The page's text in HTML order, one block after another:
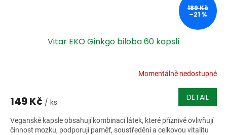
189 Kč
–21 %
Vitar EKO Ginkgo biloba 60 kapslí
Momentálně nedostupné
149 Kč / ks DETAIL
Veganské kapsle obsahují kombinaci látek, které příznivě ovlivňují
činnost mozku, podporují paměť, soustředění a celkovou vitalitu